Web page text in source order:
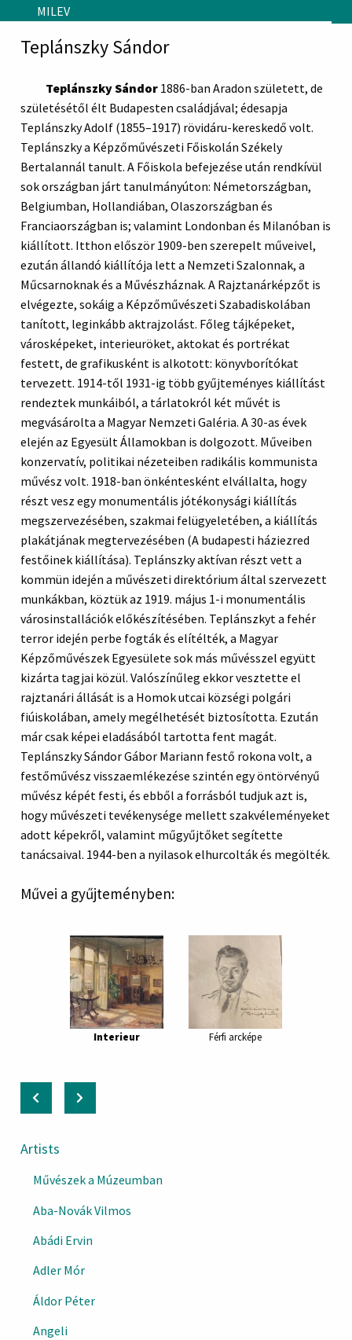
Skip to main content
MILEV
Artists
Művészek a Múzeumban
Aba-Novák Vilmos
Abádi Ervin
Adler Mór
Áldor Péter
Angeli
Teplánszky Sándor
Teplánszky Sándor 1886-ban Aradon született, de
születésétől élt Budapesten családjával; édesapja
Teplánszky Adolf (1855–1917) rövidáru-kereskedő volt.
Teplánszky a Képzőművészeti Főiskolán Székely
Bertalannál tanult. A Főiskola befejezése után rendkívül
sok országban járt tanulmányúton: Németországban,
Belgiumban, Hollandiában, Olaszországban és
Franciaországban is; valamint Londonban és Milanóban is
kiállított. Itthon először 1909-ben szerepelt műveivel,
ezután állandó kiállítója lett a Nemzeti Szalonnak, a
Műcsarnoknak és a Művészháznak. A Rajztanárképzőt is
elvégezte, sokáig a Képzőművészeti Szabadiskolában
tanított, leginkább aktrajzolást. Főleg tájképeket,
városképeket, interieuröket, aktokat és portrékat
festett, de grafikusként is alkotott: könyvborítókat
tervezett. 1914-től 1931-ig több gyűjteményes kiállítást
rendeztek munkáiból, a tárlatokról két művét is
megvásárolta a Magyar Nemzeti Galéria. A 30-as évek
elején az Egyesült Államokban is dolgozott. Műveiben
konzervatív, politikai nézeteiben radikális kommunista
művész volt. 1918-ban önkéntesként elvállalta, hogy
részt vesz egy monumentális jótékonysági kiállítás
megszervezésében, szakmai felügyeletében, a kiállítás
plakátjának megtervezésében (A budapesti háziezred
festőinek kiállítása). Teplánszky aktívan részt vett a
kommün idején a művészeti direktórium által szervezett
munkákban, köztük az 1919. május 1-i monumentális
városinstallációk előkészítésében. Teplánszkyt a fehér
terror idején perbe fogták és elítélték, a Magyar
Képzőművészek Egyesülete sok más művésszel együtt
kizárta tagjai közül. Valószínűleg ekkor vesztette el
rajztanári állását is a Homok utcai községi polgári
fiúiskolában, amely megélhetését biztosította. Ezután
már csak képei eladásából tartotta fent magát.
Teplánszky Sándor Gábor Mariann festő rokona volt, a
festőművész visszaemlékezése szintén egy öntörvényű
művész képét festi, és ebből a forrásból tudjuk azt is,
hogy művészeti tevékenysége mellett szakvéleményeket
adott képekről, valamint műgyűjtőket segítette
tanácsaival. 1944-ben a nyilasok elhurcolták és megölték.
Művei a gyűjteményben:
Interieur Férfi arcképe